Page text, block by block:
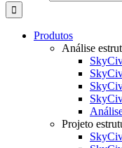
Produtos
Análise
Projeto